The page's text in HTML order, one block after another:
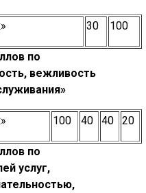
30 100
по
вежливость
100 40 40 20
по
услуг,